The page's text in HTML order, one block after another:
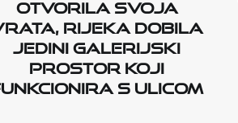
otvorila svoja
Rijeka dobila
jedini galerijski
prostor koji
s ulicom